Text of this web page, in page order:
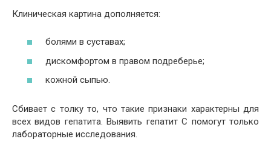
Клиническая картина дополняется:
болями в суставах;
дискомфортом в правом подреберье;
кожной сыпью.
Сбивает с толку то, что такие признаки характерны для
всех видов гепатита. Выявить гепатит С помогут только
лабораторные исследования.